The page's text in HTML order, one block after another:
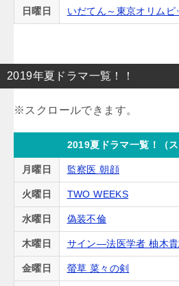
日曜日 いだてん～東京オリムピ
2019年夏ドラマ一覧！！
2019夏ドラマ一覧！（
月曜日 監察医 朝顔
火曜日 TWO WEEKS
水曜日 偽装不倫
木曜日 サイン―法医学者 柚木
金曜日 螢草 菜々の剣